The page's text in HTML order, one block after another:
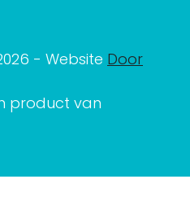
- Website Door
product van